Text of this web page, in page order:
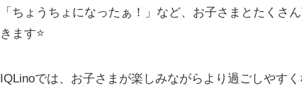
「ちょうちょになったぁ！」など、お子さまとたくさ
きます⭐️
IQLinoでは、お子さまが楽しみながらより過ごしやす